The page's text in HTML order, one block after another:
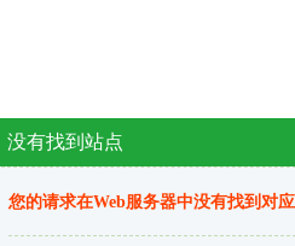
没有找到站点
您的请求在Web服务器中没有找到对